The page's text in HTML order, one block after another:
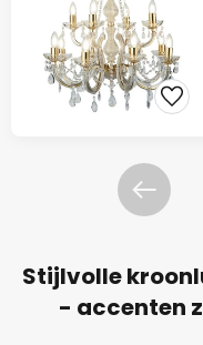
Vorige
Stijlvolle
- accenten